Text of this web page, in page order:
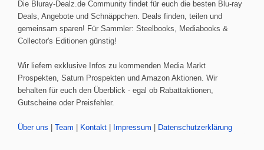
Die Bluray-Dealz.de Community findet für euch die besten Blu-ray
Deals, Angebote und Schnäppchen. Deals finden, teilen und
gemeinsam sparen! Für Sammler: Steelbooks, Mediabooks &
Collector's Editionen günstig!
Wir liefern exklusive Infos zu kommenden Media Markt
Prospekten, Saturn Prospekten und Amazon Aktionen. Wir
behalten für euch den Überblick - egal ob Rabattaktionen,
Gutscheine oder Preisfehler.
Über uns Team Kontakt Impressum Datenschutzerklärung